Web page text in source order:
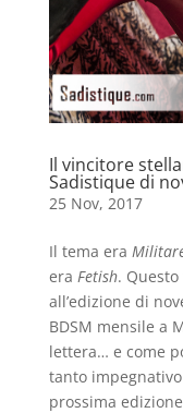
Il vincitore
Sadistique di
25 Nov, 2017
Il tema era
era Fetish.
all’edizione di
BDSM mensile a
lettera… e come
tanto
prossima